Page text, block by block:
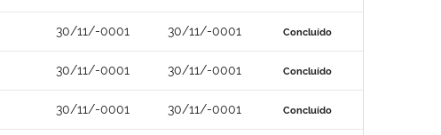
30/11/-0001 30/11/-0001 Concluído
30/11/-0001 30/11/-0001 Concluído
30/11/-0001 30/11/-0001 Concluído